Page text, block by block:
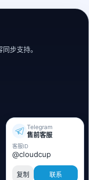
步支持。
Telegram
售前客服
客服ID
@cloudcup
复制 联系